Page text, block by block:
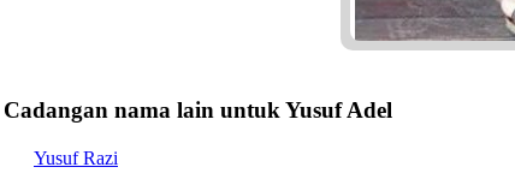
Cadangan nama lain untuk Yusuf Adel
Yusuf Razi